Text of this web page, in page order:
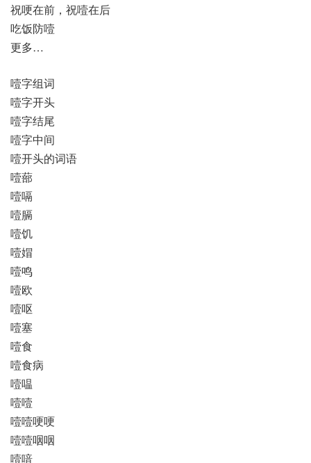
祝哽在前，祝噎在后
吃饭防噎
更多…
噎字组词
噎字开头
噎字结尾
噎字中间
噎开头的词语
噎蔀
噎嗝
噎膈
噎饥
噎媢
噎鸣
噎欧
噎呕
噎塞
噎食
噎食病
噎嗢
噎噎
噎噎哽哽
噎噎咽咽
噎喑